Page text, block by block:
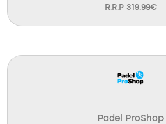
R.R.P 319.99€
Padel ProShop